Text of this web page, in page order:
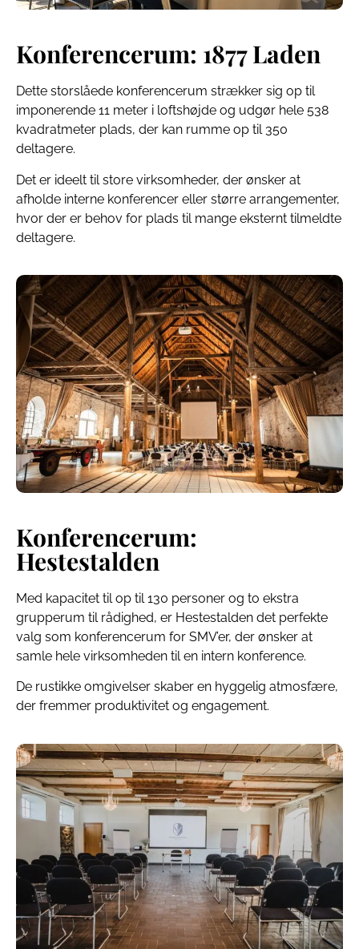
Konferencerum: 1877 Laden
Dette storslåede konferencerum strækker sig op til
imponerende 11 meter i loftshøjde og udgør hele 538
kvadratmeter plads, der kan rumme op til 350
deltagere.
Det er ideelt til store virksomheder, der ønsker at
afholde interne konferencer eller større arrangementer,
hvor der er behov for plads til mange eksternt tilmeldte
deltagere.
Konferencerum:
Hestestalden
Med kapacitet til op til 130 personer og to ekstra
grupperum til rådighed, er Hestestalden det perfekte
valg som konferencerum for SMV’er, der ønsker at
samle hele virksomheden til en intern konference.
De rustikke omgivelser skaber en hyggelig atmosfære,
der fremmer produktivitet og engagement.